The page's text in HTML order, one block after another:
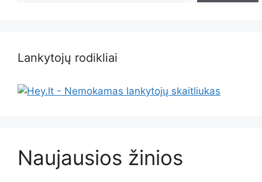
Lankytojų rodikliai
Naujausios žinios